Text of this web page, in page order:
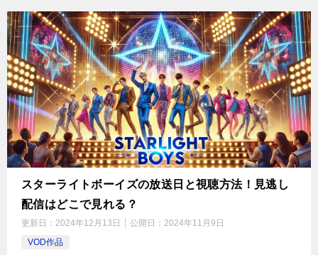
スターライトボーイズの放送日と視聴方法！見逃し
配信はどこで見れる？
更新日： 2024年12月13日 公開日： 2024年11月9日
VOD作品